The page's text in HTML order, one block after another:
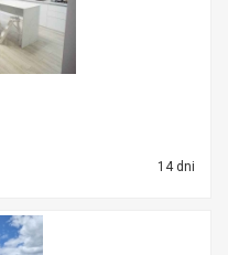
14 dni